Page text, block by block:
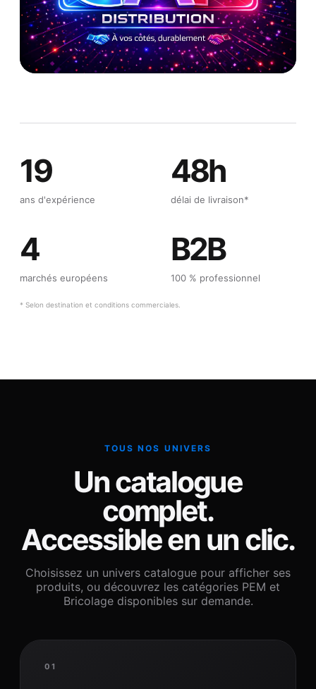
19
ans d'expérience
48h
délai de livraison*
4
marchés européens
B2B
100 % professionnel
* Selon destination et conditions commerciales.
TOUS NOS UNIVERS
Un catalogue
complet.
Accessible en un clic.
Choisissez un univers catalogue pour afficher ses
produits, ou découvrez les catégories PEM et
Bricolage disponibles sur demande.
01